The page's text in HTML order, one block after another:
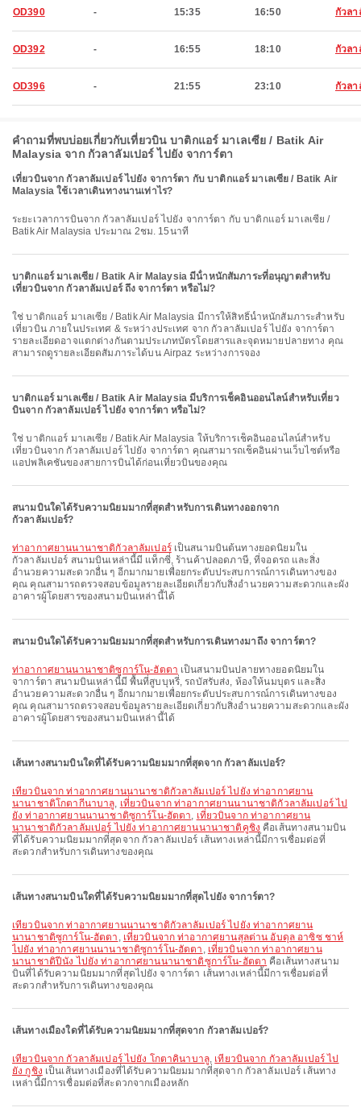
OD390 - 15:35 16:50 กัวลา
OD392 - 16:55 18:10 กัวลา
OD396 - 21:55 23:10 กัวลา
คำถามที่พบบ่อยเกี่ยวกับเที่ยวบิน บาติกแอร์ มาเลเซีย / Batik Air
Malaysia จาก กัวลาลัมเปอร์ ไปยัง จาการ์ตา
เที่ยวบินจาก กัวลาลัมเปอร์ ไปยัง จาการ์ตา กับ บาติกแอร์ มาเลเซีย / Batik Air
Malaysia ใช้เวลาเดินทางนานเท่าไร?
ระยะเวลาการบินจาก กัวลาลัมเปอร์ ไปยัง จาการ์ตา กับ บาติกแอร์ มาเลเซีย /
Batik Air Malaysia ประมาณ 2ชม. 15นาที
บาติกแอร์ มาเลเซีย / Batik Air Malaysia มีน้ําหนักสัมภาระที่อนุญาตสําหรับ
เที่ยวบินจาก กัวลาลัมเปอร์ ถึง จาการ์ตา หรือไม่?
ใช่ บาติกแอร์ มาเลเซีย / Batik Air Malaysia มีการให้สิทธิ์น้ำหนักสัมภาระสำหรับ
เที่ยวบิน ภายในประเทศ & ระหว่างประเทศ จาก กัวลาลัมเปอร์ ไปยัง จาการ์ตา
รายละเอียดอาจแตกต่างกันตามประเภทบัตรโดยสารและจุดหมายปลายทาง คุณ
สามารถดูรายละเอียดสัมภาระได้บน Airpaz ระหว่างการจอง
บาติกแอร์ มาเลเซีย / Batik Air Malaysia มีบริการเช็คอินออนไลน์สำหรับเที่ยว
บินจาก กัวลาลัมเปอร์ ไปยัง จาการ์ตา หรือไม่?
ใช่ บาติกแอร์ มาเลเซีย / Batik Air Malaysia ให้บริการเช็คอินออนไลน์สำหรับ
เที่ยวบินจาก กัวลาลัมเปอร์ ไปยัง จาการ์ตา คุณสามารถเช็คอินผ่านเว็บไซต์หรือ
แอปพลิเคชันของสายการบินได้ก่อนเที่ยวบินของคุณ
สนามบินใดได้รับความนิยมมากที่สุดสำหรับการเดินทางออกจาก
กัวลาลัมเปอร์?
ท่าอากาศยานนานาชาติกัวลาลัมเปอร์เป็นสนามบินต้นทางยอดนิยมใน
กัวลาลัมเปอร์ สนามบินเหล่านี้มี แท็กซี่, ร้านค้าปลอดภาษี, ที่จอดรถ และสิ่ง
อำนวยความสะดวกอื่น ๆ อีกมากมายเพื่อยกระดับประสบการณ์การเดินทางของ
คุณ คุณสามารถตรวจสอบข้อมูลรายละเอียดเกี่ยวกับสิ่งอำนวยความสะดวกและผัง
อาคารผู้โดยสารของสนามบินเหล่านี้ได้
สนามบินใดได้รับความนิยมมากที่สุดสำหรับการเดินทางมาถึง จาการ์ตา?
ท่าอากาศยานนานาชาติซูการ์โน-ฮัตตา เป็นสนามบินปลายทางยอดนิยมใน
จาการ์ตา สนามบินเหล่านี้มี พื้นที่สูบบุหรี่, รถบัสรับส่ง, ห้องให้นมบุตร และสิ่ง
อำนวยความสะดวกอื่น ๆ อีกมากมายเพื่อยกระดับประสบการณ์การเดินทางของ
คุณ คุณสามารถตรวจสอบข้อมูลรายละเอียดเกี่ยวกับสิ่งอำนวยความสะดวกและผัง
อาคารผู้โดยสารของสนามบินเหล่านี้ได้
เส้นทางสนามบินใดที่ได้รับความนิยมมากที่สุดจาก กัวลาลัมเปอร์?
เที่ยวบินจาก ท่าอากาศยานนานาชาติกัวลาลัมเปอร์ ไปยัง ท่าอากาศยาน
นานาชาติโกตากีนาบาลู, เที่ยวบินจาก ท่าอากาศยานนานาชาติกัวลาลัมเปอร์ ไป
ยัง ท่าอากาศยานนานาชาติซูการ์โน-ฮัตตา, เที่ยวบินจาก ท่าอากาศยาน
นานาชาติกัวลาลัมเปอร์ ไปยัง ท่าอากาศยานนานาชาติคูชิง คือเส้นทางสนามบิน
ที่ได้รับความนิยมมากที่สุดจาก กัวลาลัมเปอร์ เส้นทางเหล่านี้มีการเชื่อมต่อที่
สะดวกสำหรับการเดินทางของคุณ
เส้นทางสนามบินใดที่ได้รับความนิยมมากที่สุดไปยัง จาการ์ตา?
เที่ยวบินจาก ท่าอากาศยานนานาชาติกัวลาลัมเปอร์ ไปยัง ท่าอากาศยาน
นานาชาติซูการ์โน-ฮัตตา , เที่ยวบินจาก ท่าอากาศยานสุลต่าน อับดุล อาซิซ ชาห์
ไปยัง ท่าอากาศยานนานาชาติซูการ์โน-ฮัตตา , เที่ยวบินจาก ท่าอากาศยาน
นานาชาติปีนัง ไปยัง ท่าอากาศยานนานาชาติซูการ์โน-ฮัตตา คือเส้นทางสนาม
บินที่ได้รับความนิยมมากที่สุดไปยัง จาการ์ตา เส้นทางเหล่านี้มีการเชื่อมต่อที่
สะดวกสำหรับการเดินทางของคุณ
เส้นทางเมืองใดที่ได้รับความนิยมมากที่สุดจาก กัวลาลัมเปอร์?
เที่ยวบินจาก กัวลาลัมเปอร์ ไปยัง โกตาคินาบาลู, เที่ยวบินจาก กัวลาลัมเปอร์ ไป
ยัง กูชิง เป็นเส้นทางเมืองที่ได้รับความนิยมมากที่สุดจาก กัวลาลัมเปอร์ เส้นทาง
เหล่านี้มีการเชื่อมต่อที่สะดวกจากเมืองหลัก